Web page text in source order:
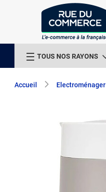
TOUS NOS RAYONS
Accueil Electroménager